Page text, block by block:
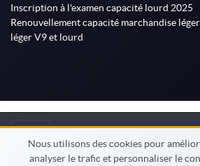
Nous utilisons des cookies pour
analyser le trafic et personnaliser le
Inscription à l'examen capacité lourd 2025
Renouvellement capacité marchandise
léger V9 et lourd
© MonFormateur.info